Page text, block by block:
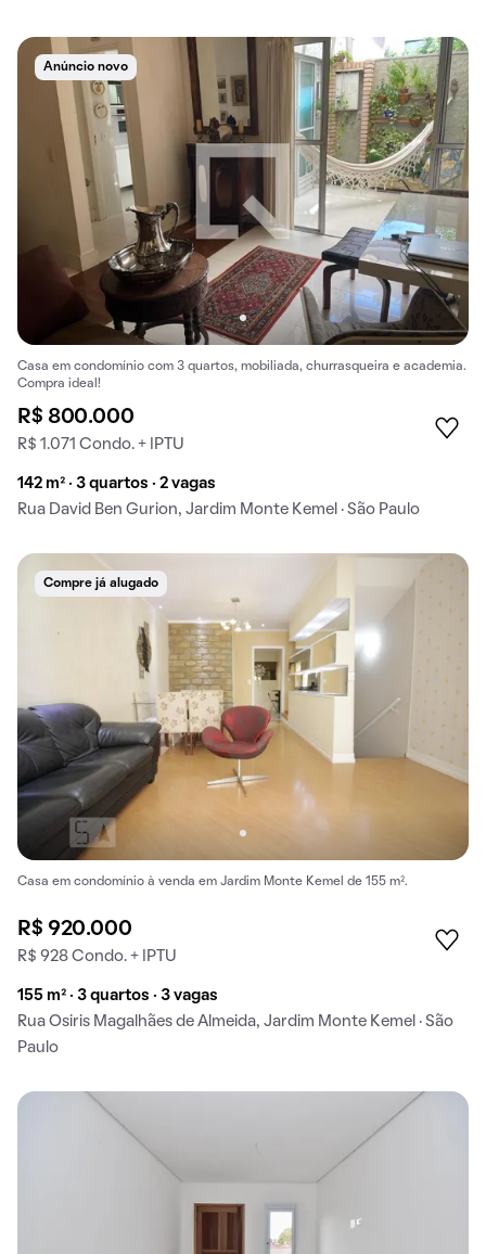
Anúncio novo
Casa em condomínio com 3 quartos, mobiliada, churrasqueira e academia.
Compra ideal!
R$ 800.000
R$ 1.071 Condo. + IPTU
142 m² · 3 quartos · 2 vagas
Rua David Ben Gurion, Jardim Monte Kemel · São Paulo
Compre já alugado
Casa em condomínio à venda em Jardim Monte Kemel de 155 m².
R$ 920.000
R$ 928 Condo. + IPTU
155 m² · 3 quartos · 3 vagas
Rua Osiris Magalhães de Almeida, Jardim Monte Kemel · São
Paulo